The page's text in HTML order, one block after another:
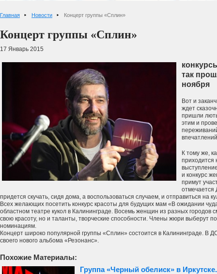
Главная Новости Концерт группы «Сплин»
Концерт группы «Сплин»
17 Январь 2015
так
ноября
Вот и
ждет
пришли
этим и
К тому же,
приходится
и конкурс
примут
отмечается
придется скучать, сидя дома, а воспользоваться случаем, и отправиться на
Всех желающих посетить конкурс красоты для будущих мам «В ожидании
областном театре кукол в Калининграде. Восемь женщин из разных городов
свою красоту, но и таланты, творческие способности. Члены жюри выберут
номинациям.
Концерт широко популярной группы «Сплин» состоится в Калининграде. В
своего нового альбома «Резонанс».
Похожие Материалы:
Группа «Черный обелиск» в